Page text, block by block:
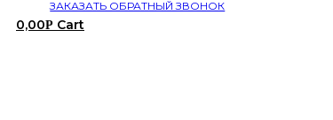
ЗАКАЗАТЬ ОБРАТНЫЙ ЗВОНОК
0,00Р Cart